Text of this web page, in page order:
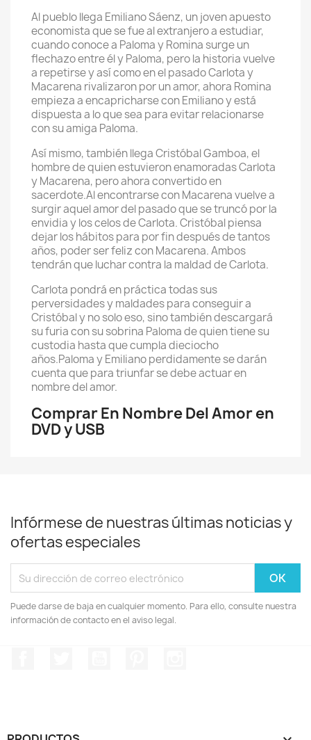
Al pueblo llega Emiliano Sáenz, un joven apuesto
economista que se fue al extranjero a estudiar,
cuando conoce a Paloma y Romina surge un
flechazo entre él y Paloma, pero la historia vuelve
a repetirse y así como en el pasado Carlota y
Macarena rivalizaron por un amor, ahora Romina
empieza a encapricharse con Emiliano y está
dispuesta a lo que sea para evitar relacionarse
con su amiga Paloma.
Así mismo, también llega Cristóbal Gamboa, el
hombre de quien estuvieron enamoradas Carlota
y Macarena, pero ahora convertido en
sacerdote.Al encontrarse con Macarena vuelve a
surgir aquel amor del pasado que se truncó por la
envidia y los celos de Carlota. Cristóbal piensa
dejar los hábitos para por fin después de tantos
años, poder ser feliz con Macarena. Ambos
tendrán que luchar contra la maldad de Carlota.
Carlota pondrá en práctica todas sus
perversidades y maldades para conseguir a
Cristóbal y no solo eso, sino también descargará
su furia con su sobrina Paloma de quien tiene su
custodia hasta que cumpla dieciocho
años.Paloma y Emiliano perdidamente se darán
cuenta que para triunfar se debe actuar en
nombre del amor.
Comprar En Nombre Del Amor en
DVD y USB
Infórmese de nuestras últimas noticias y
ofertas especiales
Puede darse de baja en cualquier momento. Para ello, consulte nuestra
información de contacto en el aviso legal.